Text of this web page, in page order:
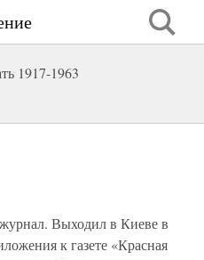
1917-1963
Выходил в Киеве в
к газете «Красная